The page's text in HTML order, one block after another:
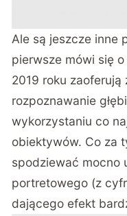
Ale są jeszcze inne
pierwsze mówi się
2019 roku
rozpoznawanie
wykorzystaniu co
obiektywów. Co za
spodziewać mocno
portretowego (z
dającego efekt